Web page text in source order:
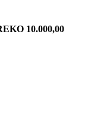
10.000,00